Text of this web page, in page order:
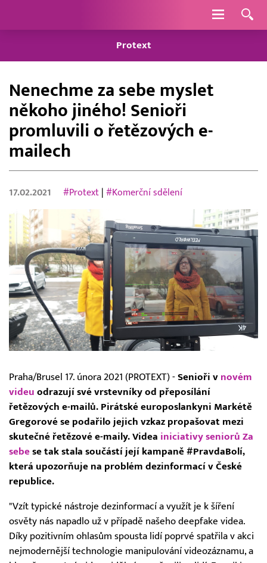
Navigace
Protext
Nenechme za sebe myslet
někoho jiného! Senioři
promluvili o řetězových e-
mailech
17.02.2021 #Protext |#Komerční sdělení
Praha/Brusel 17. února 2021 (PROTEXT) - Senioři v novém
videu odrazují své vrstevníky od přeposílání
řetězových e-mailů. Pirátské europoslankyni Markétě
Gregorové se podařilo jejich vzkaz propašovat mezi
skutečné řetězové e-maily. Videa iniciativy seniorů Za
sebe se tak stala součástí její kampaně #PravdaBolí,
která upozorňuje na problém dezinformací v České
republice.
"Vzít typické nástroje dezinformací a využít je k šíření
osvěty nás napadlo už v případě našeho deepfake videa.
Díky pozitivním ohlasům spousta lidí poprvé spatřila v akci
nejmodernější technologie manipulování videozáznamu, a